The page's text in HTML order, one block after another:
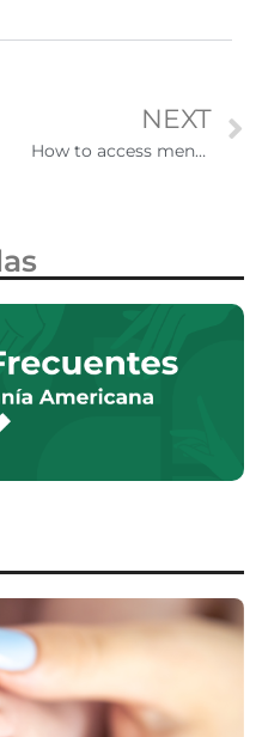
NEXT
How to access mental health services as a migrant in the United States?